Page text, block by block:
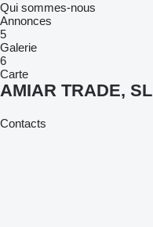
Qui sommes-nous
Annonces
5
Galerie
6
Carte
AMIAR TRADE, SL
Contacts